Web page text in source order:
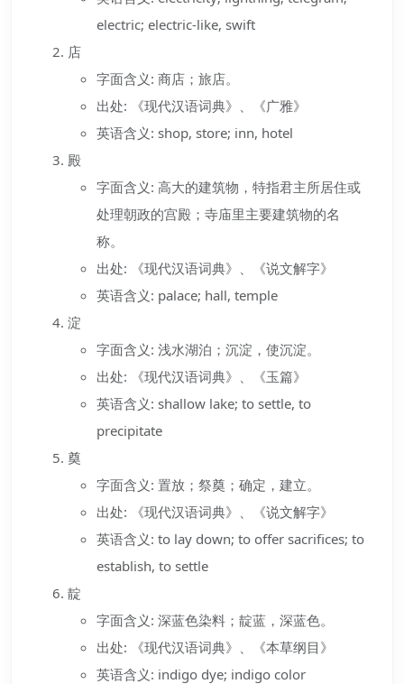
electric; electric-like, swift
店
字面含义: 商店；旅店。
出处: 《现代汉语词典》、《广雅》
英语含义: shop, store; inn, hotel
殿
字面含义: 高大的建筑物，特指君主所居住或
处理朝政的宫殿；寺庙里主要建筑物的名
称。
出处: 《现代汉语词典》、《说文解字》
英语含义: palace; hall, temple
淀
字面含义: 浅水湖泊；沉淀，使沉淀。
出处: 《现代汉语词典》、《玉篇》
英语含义: shallow lake; to settle, to
precipitate
奠
字面含义: 置放；祭奠；确定，建立。
出处: 《现代汉语词典》、《说文解字》
英语含义: to lay down; to offer sacrifices; to
establish, to settle
靛
字面含义: 深蓝色染料；靛蓝，深蓝色。
出处: 《现代汉语词典》、《本草纲目》
英语含义: indigo dye; indigo color